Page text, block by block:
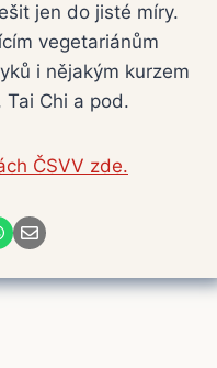
jen do jisté míry.
vegetariánům
i nějakým kurzem
Tai Chi a pod.
ČSVV zde.